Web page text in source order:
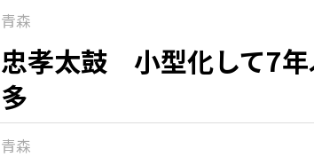
青森
忠孝太鼓 小型化して7年
多
青森